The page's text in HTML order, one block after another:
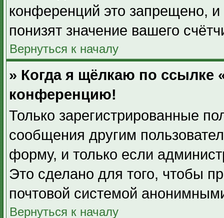
конференций это запрещено,
понизят значение вашего
Вернуться к началу
» Когда я щёлкаю по ссылке
конференцию!
Только зарегистрированные
сообщения другим
форму, и только если
Это сделано для того, чтобы
почтовой системой
Вернуться к началу